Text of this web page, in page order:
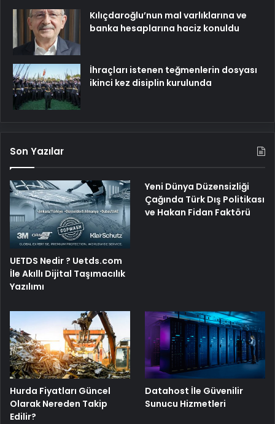
Kılıçdaroğlu’nun mal varlıklarına ve
banka hesaplarına haciz konuldu
İhraçları istenen teğmenlerin dosyası
ikinci kez disiplin kurulunda
Son Yazılar
UETDS Nedir ? Uetds.com
İle Akıllı Dijital Taşımacılık
Yazılımı
Yeni Dünya Düzensizliği
Çağında Türk Dış Politikası
ve Hakan Fidan Faktörü
Hurda Fiyatları Güncel
Olarak Nereden Takip
Edilir?
Datahost İle Güvenilir
Sunucu Hizmetleri